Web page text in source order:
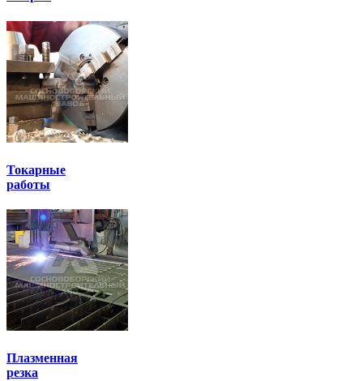
Токарные
работы
Плазменная
резка